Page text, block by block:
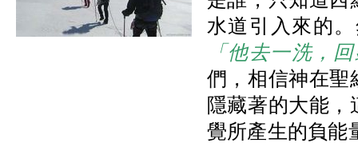
水道引入來的
「他去一洗，
們，相信神在聖
隱藏著的大能
覺所產生的負能